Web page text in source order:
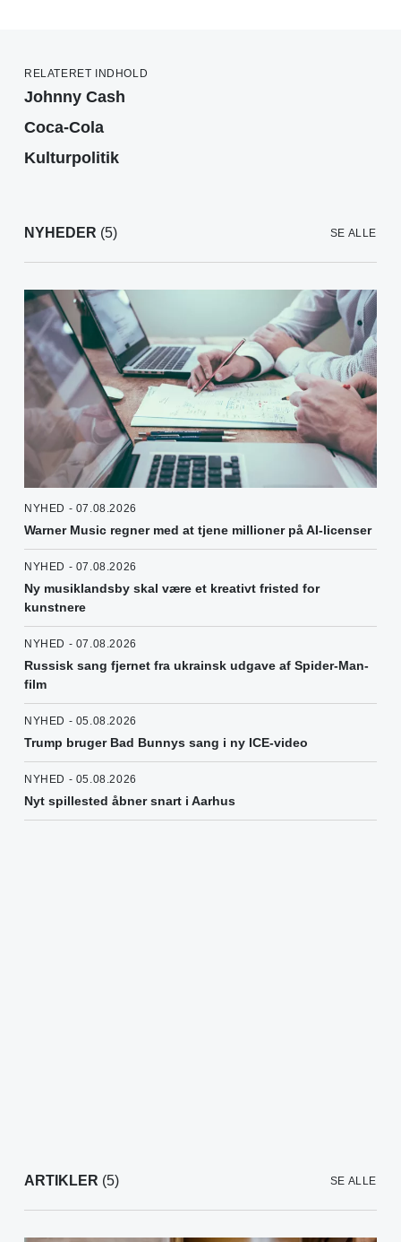
RELATERET INDHOLD
Johnny Cash
Coca-Cola
Kulturpolitik
NYHEDER (5) SE ALLE
NYHED - 07.08.2026
Warner Music regner med at tjene millioner på AI-licenser
NYHED - 07.08.2026
Ny musiklandsby skal være et kreativt fristed for
kunstnere
NYHED - 07.08.2026
Russisk sang fjernet fra ukrainsk udgave af Spider-Man-
film
NYHED - 05.08.2026
Trump bruger Bad Bunnys sang i ny ICE-video
NYHED - 05.08.2026
Nyt spillested åbner snart i Aarhus
ARTIKLER (5) SE ALLE